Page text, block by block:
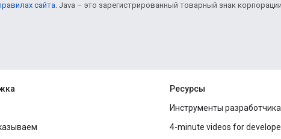
сайта. Java – это зарегистрированный товарный знак
Ресурсы
Инструменты разработчика
4-minute videos for